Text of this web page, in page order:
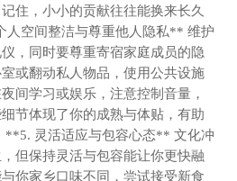
住，小小的贡献往往能换来长久
人空间整洁与尊重他人隐私** 维护
，同时要尊重寄宿家庭成员的隐
或翻动私人物品，使用公共设施
间学习或娱乐，注意控制音量，
节体现了你的成熟与体贴，有助
**5. 灵活适应与包容心态** 文化冲
但保持灵活与包容能让你更快融
你家乡口味不同，尝试接受新食